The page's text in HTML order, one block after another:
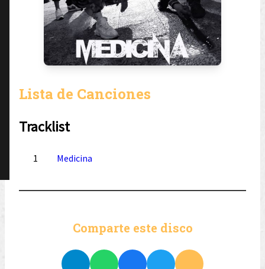
Lista de Canciones
Tracklist
1 Medicina
Comparte este disco